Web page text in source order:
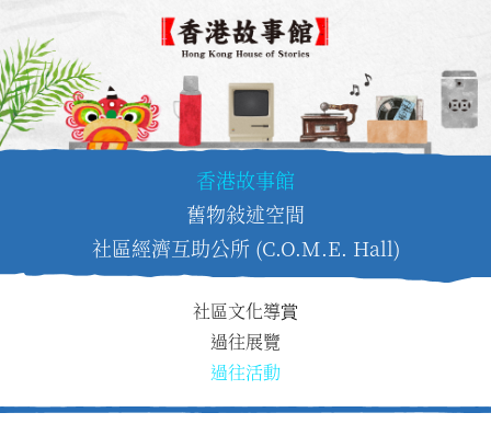
香港故事館
舊物敍述空間
社區經濟互助公所 (C.O.M.E. Hall)
社區文化導賞
過往展覽
過往活動